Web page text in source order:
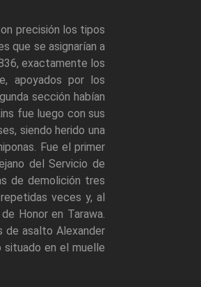
precisión los tipos
que se asignarían a
exactamente los
apoyados por los
sección habían
fue luego con sus
siendo herido una
Fue el primer
del Servicio de
de demolición tres
veces y, al
Honor en Tarawa.
de asalto Alexander
situado en el muelle